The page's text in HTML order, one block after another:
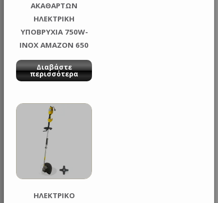
ΑΚΑΘΑΡΤΩΝ
ΗΛΕΚΤΡΙΚΗ
ΥΠΟΒΡΥΧΙΑ 750W-
INOX AMAZON 650
XE GARLAND
Διαβάστε
περισσότερα
ΗΛΕΚΤΡΙΚΟ